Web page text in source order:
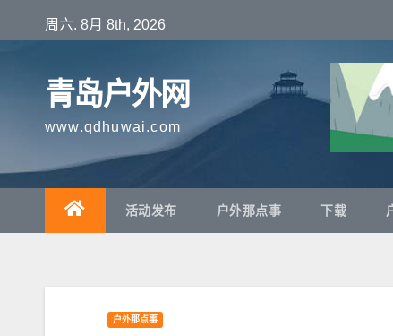
至
周六. 8月 8th, 2026
青岛户外网
www.qdhuwai.com
活动发布 户外那点事 下载
户外那点事